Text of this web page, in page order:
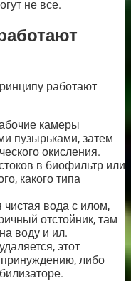
не все.
работают
камеры
пузырьками, затем
окисления.
в биофильтр или
какого типа
чистая вода с илом,
отстойник, там
воду и ил.
этот
либо